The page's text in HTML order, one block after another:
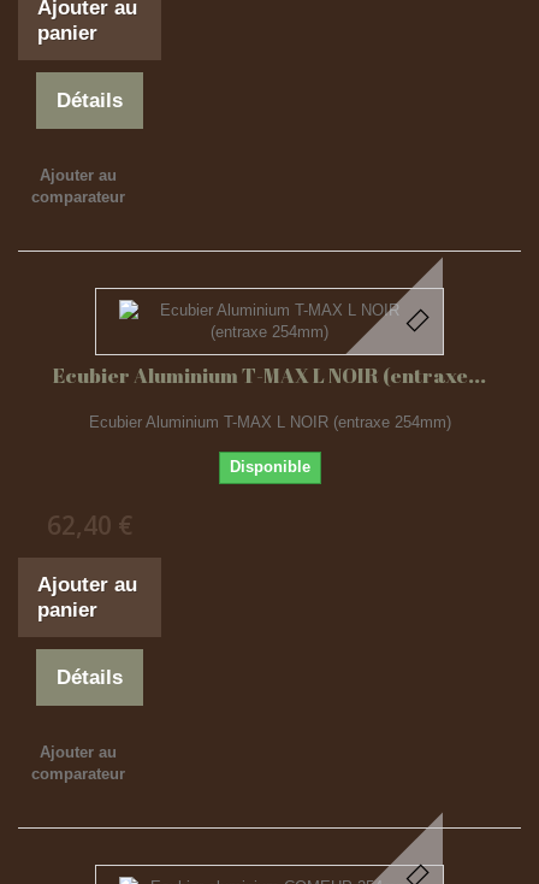
Ajouter au
panier
Détails
Ajouter au
comparateur
Ecubier Aluminium T-MAX L NOIR (entraxe...
Ecubier Aluminium T-MAX L NOIR (entraxe 254mm)
Disponible
62,40 €
Ajouter au
panier
Détails
Ajouter au
comparateur